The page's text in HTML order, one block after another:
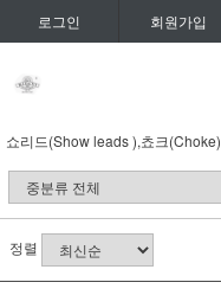
로그인 회원가입
쇼리드(Show leads ),쵸크(Choke)
정렬